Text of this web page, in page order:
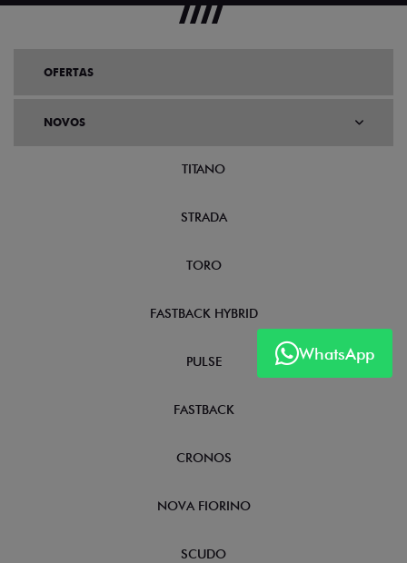
WhatsApp
OFERTAS
NOVOS
TITANO
STRADA
TORO
FASTBACK HYBRID
PULSE
FASTBACK
CRONOS
NOVA FIORINO
SCUDO